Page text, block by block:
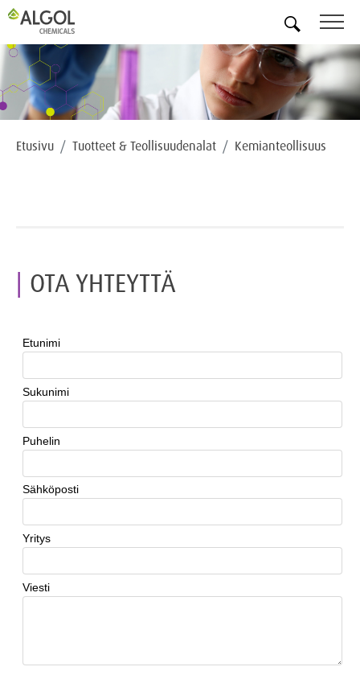
Etusivu Tuotteet & Teollisuudenalat Kemianteollisuus
OTA YHTEYTTÄ